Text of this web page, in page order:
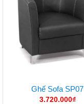
Ghế Sofa SP07
3.720.000₫